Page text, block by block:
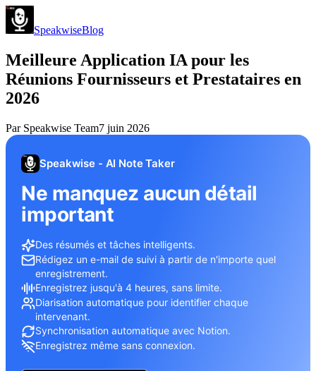
SpeakwiseBlog
Meilleure Application IA pour les
Réunions Fournisseurs et Prestataires en
2026
Par Speakwise Team7 juin 2026
Speakwise - AI Note Taker
Ne manquez aucun détail
important
Des résumés et tâches intelligents.
Rédigez un e-mail de suivi à partir de n'importe quel
enregistrement.
Enregistrez jusqu'à 4 heures, sans limite.
Diarisation automatique pour identifier chaque
intervenant.
Synchronisation automatique avec Notion.
Enregistrez même sans connexion.